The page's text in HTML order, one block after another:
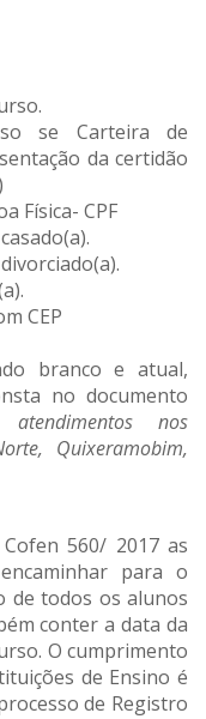
se Carteira de
da certidão
Física- CPF
CEP
branco e atual,
no documento
nos
Quixeramobim,
560/ 2017 as
para o
de todos os alunos
conter a data da
O cumprimento
de Ensino é
de Registro